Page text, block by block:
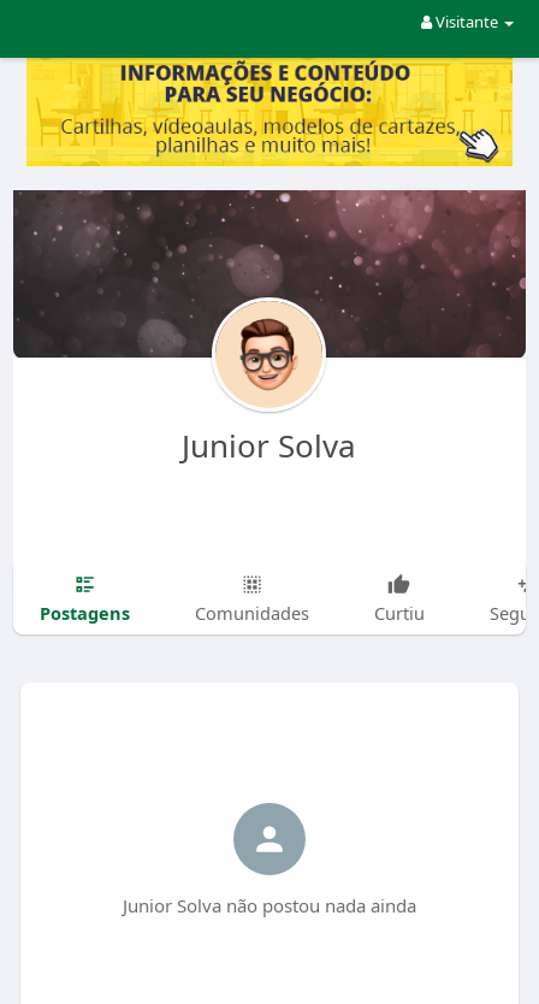
Visitante
Junior Solva
Postagens Comunidades Curtiu
Junior Solva não postou nada ainda